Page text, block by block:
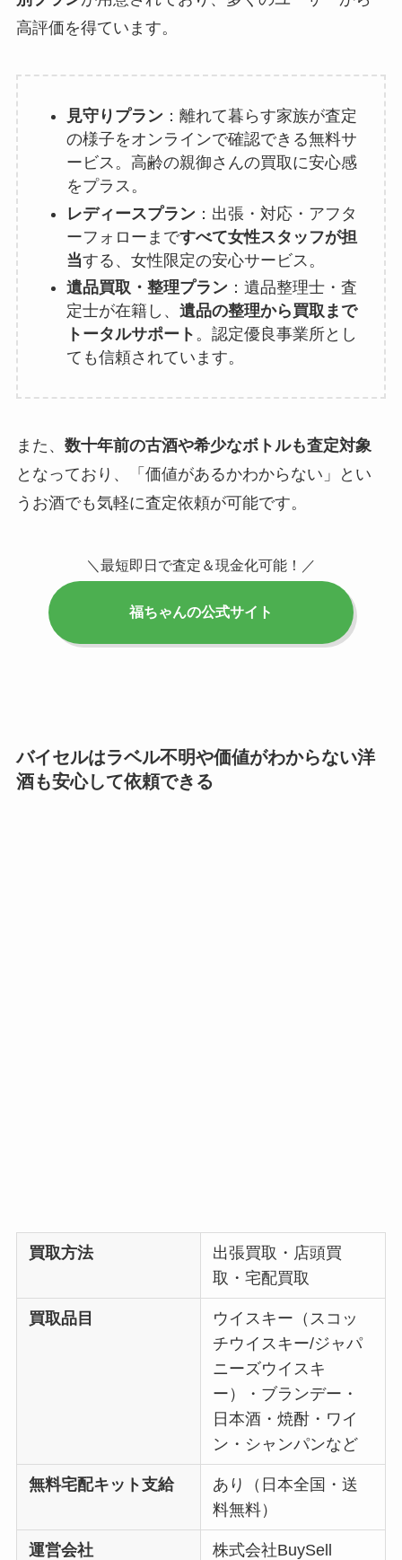
高評価を得ています。
見守りプラン：離れて暮らす家族が査定
の様子をオンラインで確認できる無料サ
ービス。高齢の親御さんの買取に安心感
をプラス。
レディースプラン：出張・対応・アフタ
ーフォローまですべて女性スタッフが担
当する、女性限定の安心サービス。
遺品買取・整理プラン：遺品整理士・査
定士が在籍し、 遺品の整理から買取まで
トータルサポート 。認定優良事業所とし
ても信頼されています。
また、 数十年前の古酒や希少なボトルも査定対象
となっており、「価値があるかわからない」とい
うお酒でも気軽に査定依頼が可能です。
＼最短即日で査定＆現金化可能！／
福ちゃんの公式サイト
バイセルはラベル不明や価値がわからない洋
酒も安心して依頼できる
買取方法
出張買取・店頭買
取・宅配買取
買取品目
ウイスキー（スコッ
チウイスキー/ジャパ
ニーズウイスキ
ー）・ブランデー・
日本酒・焼酎・ワイ
ン・シャンパンなど
無料宅配キット支給
あり（日本全国・送
料無料）
運営会社
株式会社BuySell